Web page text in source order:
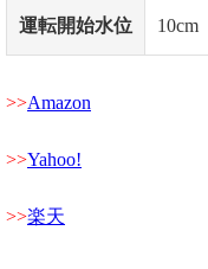
運転開始水位 10cm
Amazon
Yahoo!
楽天